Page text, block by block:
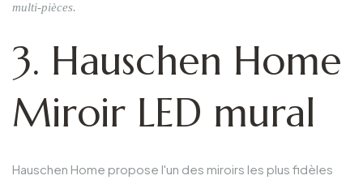
multi-pièces.
3. Hauschen Home
Miroir LED mural
Hauschen Home propose l'un des miroirs les plus fidèles